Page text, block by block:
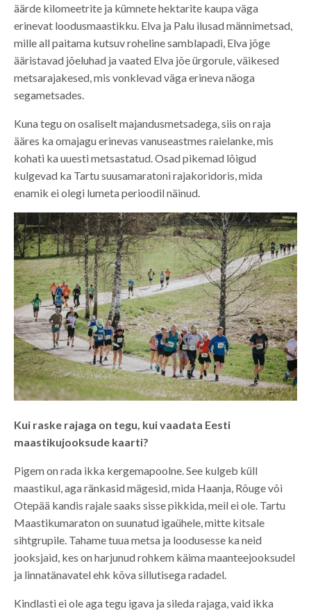
äärde kilomeetrite ja kümnete hektarite kaupa väga
erinevat loodusmaastikku. Elva ja Palu ilusad männimetsad,
mille all paitama kutsuv roheline samblapadi, Elva jõge
ääristavad jõeluhad ja vaated Elva jõe ürgorule, väikesed
metsarajakesed, mis vonklevad väga erineva näoga
segametsades.
Kuna tegu on osaliselt majandusmetsadega, siis on raja
ääres ka omajagu erinevas vanuseastmes raielanke, mis
kohati ka uuesti metsastatud. Osad pikemad lõigud
kulgevad ka Tartu suusamaratoni rajakoridoris, mida
enamik ei olegi lumeta perioodil näinud.
Kui raske rajaga on tegu, kui vaadata Eesti
maastikujooksude kaarti?
Pigem on rada ikka kergemapoolne. See kulgeb küll
maastikul, aga ränkasid mägesid, mida Haanja, Rõuge või
Otepää kandis rajale saaks sisse pikkida, meil ei ole. Tartu
Maastikumaraton on suunatud igaühele, mitte kitsale
sihtgrupile. Tahame tuua metsa ja loodusesse ka neid
jooksjaid, kes on harjunud rohkem käima maanteejooksudel
ja linnatänavatel ehk kõva sillutisega radadel.
Kindlasti ei ole aga tegu igava ja sileda rajaga, vaid ikka